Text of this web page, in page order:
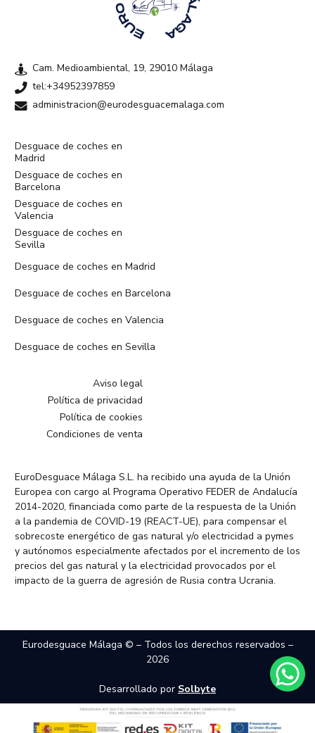
Cam. Medioambiental, 19, 29010 Málaga
tel:+34952397859
administracion@eurodesguacemalaga.com
Desguace de coches en
Madrid
Desguace de coches en
Barcelona
Desguace de coches en
Valencia
Desguace de coches en
Sevilla
Desguace de coches en Madrid
Desguace de coches en Barcelona
Desguace de coches en Valencia
Desguace de coches en Sevilla
Aviso legal
Política de privacidad
Política de cookies
Condiciones de venta
EuroDesguace Málaga S.L. ha recibido una ayuda de la Unión
Europea con cargo al Programa Operativo FEDER de Andalucía
2014-2020, financiada como parte de la respuesta de la Unión
a la pandemia de COVID-19 (REACT-UE), para compensar el
sobrecoste energético de gas natural y/o electricidad a pymes
y autónomos especialmente afectados por el incremento de los
precios del gas natural y la electricidad provocados por el
impacto de la guerra de agresión de Rusia contra Ucrania.
Eurodesguace Málaga © – Todos los derechos reservados –
2026
Desarrollado por Solbyte